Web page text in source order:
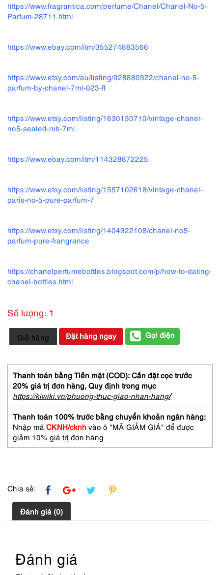
https://www.fragrantica.com/perfume/Chanel/Chanel-No-5-
Parfum-28711.html
https://www.ebay.com/itm/355274883566
https://www.etsy.com/au/listing/928880322/chanel-no-5-
parfum-by-chanel-7ml-023-fl
https://www.etsy.com/listing/1630130710/vintage-chanel-
no5-sealed-nib-7ml
https://www.ebay.com/itm/114328872225
https://www.etsy.com/listing/1557102618/vintage-chanel-
paris-no-5-pure-parfum-7
https://www.etsy.com/listing/1404922108/chanel-no5-
parfum-pure-frangrance
https://chanelperfumebottles.blogspot.com/p/how-to-dating-
chanel-bottles.html
Số lượng: 1
6438-
CHANEL
5
Parfum
splash
7ml-
Nước
hoa
nữ-
Chưa
sử
Giỏ hàng Đặt hàng ngay Gọi điện
Thanh toán bằng Tiền mặt (COD): Cần đặt cọc trước
20% giá trị đơn hàng, Quy định trong mục
https://kiwiki.vn/phuong-thuc-giao-nhan-hang/
Thanh toán 100% trước bằng chuyển khoản ngân hàng:
Nhập mã CKNH/cknh vào ô "MÃ GIẢM GIÁ" để được
giảm 10% giá trị đơn hàng
Chia sẻ:
Đánh giá (0)
Đánh giá